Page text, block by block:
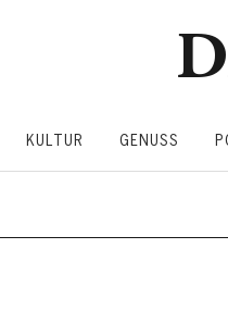
KULTUR GENUSS